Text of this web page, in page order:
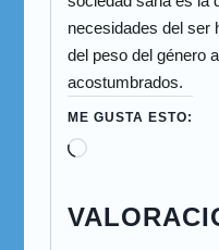
necesidades del ser
del peso del género
acostumbrados.
ME GUSTA ESTO: